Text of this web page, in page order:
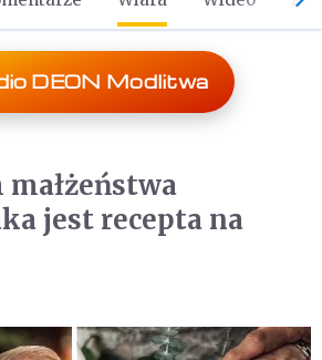
DEON Modlitwa
małżeństwa
jest recepta na